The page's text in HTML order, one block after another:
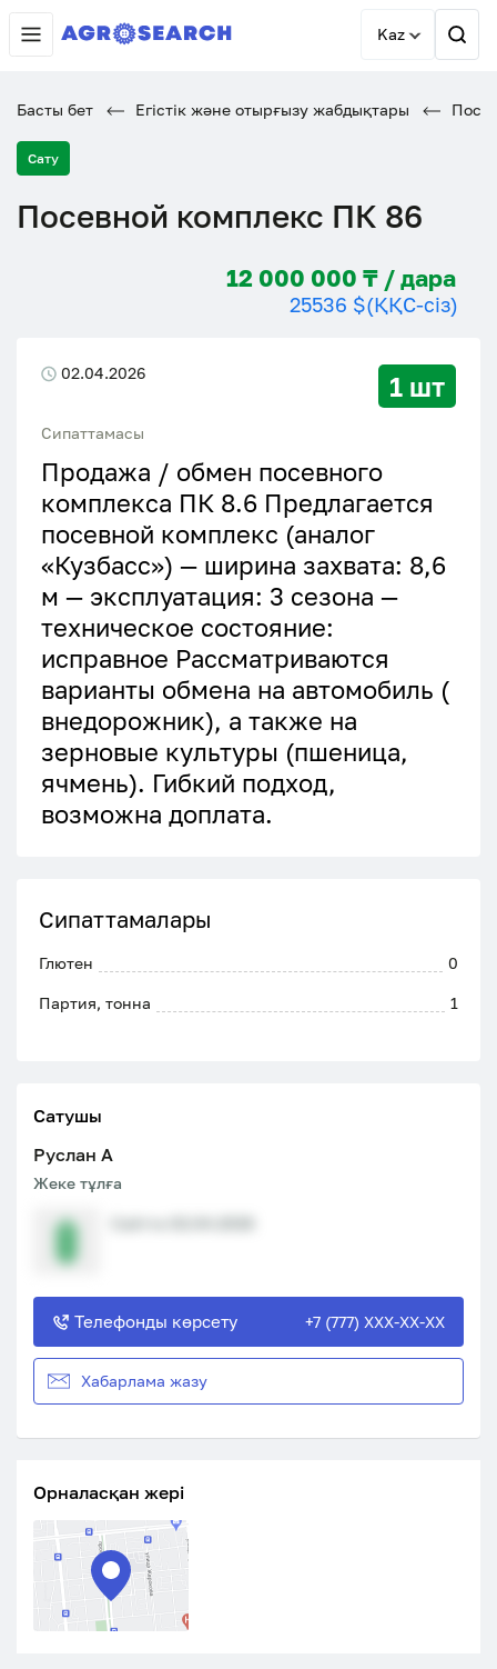
Kaz
Басты бет Егістік және отырғызу жабдықтары
Сату
Посевной комплекс ПК 86
12 000 000 ₸ / дара
25536 $(ҚҚС-сіз)
02.04.2026 1 шт
Сипаттамасы
Продажа / обмен посевного
комплекса ПК 8.6 Предлагается
посевной комплекс (аналог
«Кузбасс») — ширина захвата: 8,6
м — эксплуатация: 3 сезона —
техническое состояние:
исправное Рассматриваются
варианты обмена на автомобиль (
внедорожник), а также на
зерновые культуры (пшеница,
ячмень). Гибкий подход,
возможна доплата.
Сипаттамалары
Глютен 0
Партия, тонна 1
Сатушы
Руслан A
Жеке тұлға
Телефонды көрсету +7 (777) XXX-XX-XX
Хабарлама жазу
Орналасқан жері